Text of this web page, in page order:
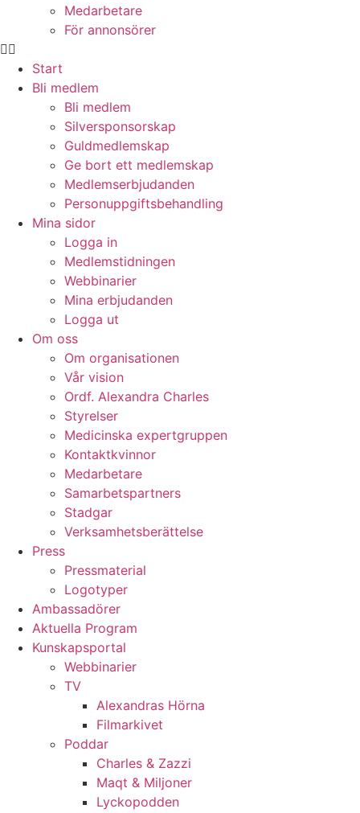
Medarbetare
För annonsörer
Start
Bli medlem
Bli medlem
Silversponsorskap
Guldmedlemskap
Ge bort ett medlemskap
Medlemserbjudanden
Personuppgiftsbehandling
Mina sidor
Logga in
Medlemstidningen
Webbinarier
Mina erbjudanden
Logga ut
Om oss
Om organisationen
Vår vision
Ordf. Alexandra Charles
Styrelser
Medicinska expertgruppen
Kontaktkvinnor
Medarbetare
Samarbetspartners
Stadgar
Verksamhetsberättelse
Press
Pressmaterial
Logotyper
Ambassadörer
Aktuella Program
Kunskapsportal
Webbinarier
TV
Alexandras Hörna
Filmarkivet
Poddar
Charles & Zazzi
Maqt & Miljoner
Lyckopodden